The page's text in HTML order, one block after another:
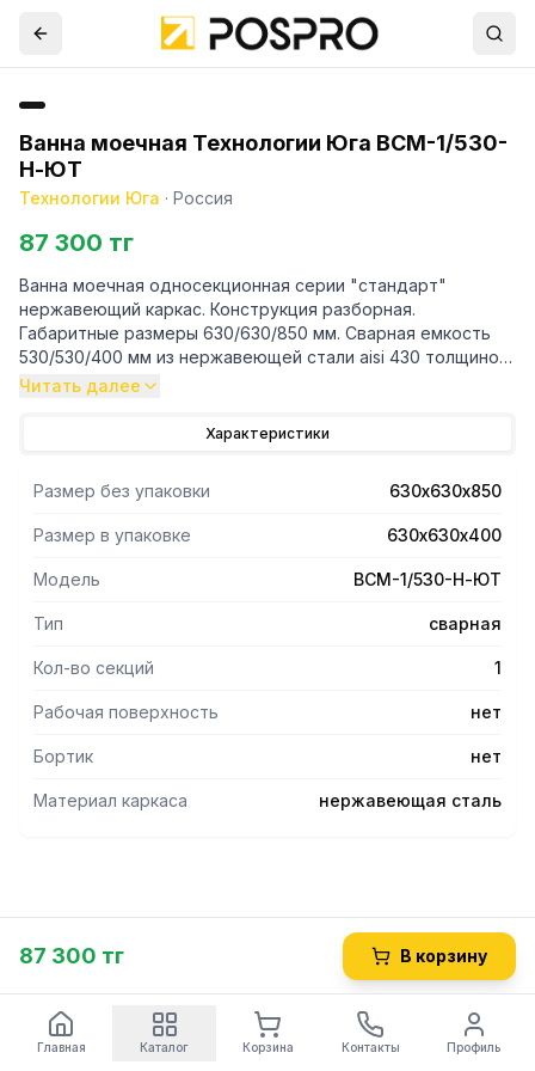
Ванна моечная Технологии Юга ВСМ-1/530-
Н-ЮТ
Технологии Юга · Россия
87 300 тг
Ванна моечная односекционная серии "стандарт"
нержавеющий каркас. Конструкция разборная.
Габаритные размеры 630/630/850 мм. Сварная емкость
530/530/400 мм из нержавеющей стали aisi 430 толщиной
0,8 мм. Диаметр сливного отверстия 50 мм. Стойки -
Читать далее
Характеристики
Размер без упаковки 630х630х850
Размер в упаковке 630х630х400
Модель ВСМ-1/530-Н-ЮТ
Тип сварная
Кол-во секций 1
Рабочая поверхность нет
Бортик нет
Материал каркаса нержавеющая сталь
87 300 тг В корзину
Главная Каталог Корзина Контакты Профиль